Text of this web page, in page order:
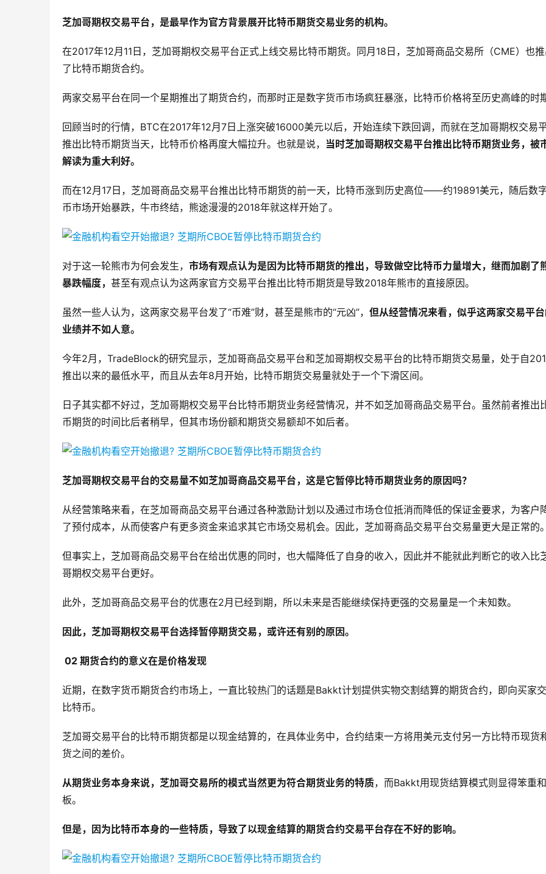
芝加哥期权交易平台，是最早作为官方背景展开比特币期货交易业务的机构。
在2017年12月11日，芝加哥期权交易平台正式上线交易比特币期货。同月18日，芝加哥商品交易所（CME）也
了比特币期货合约。
两家交易平台在同一个星期推出了期货合约，而那时正是数字货币市场疯狂暴涨，比特币价格将至历史高峰的时期
回顾当时的行情，BTC在2017年12月7日上涨突破16000美元以后，开始连续下跌回调，而就在芝加哥期权交易
推出比特币期货当天，比特币价格再度大幅拉升。也就是说， 当时芝加哥期权交易平台推出比特币期货业务，被
解读为重大利好。
而在12月17日，芝加哥商品交易平台推出比特币期货的前一天，比特币涨到历史高位——约19891美元，随后数
币市场开始暴跌，牛市终结，熊途漫漫的2018年就这样开始了。
对于这一轮熊市为何会发生， 市场有观点认为是因为比特币期货的推出，导致做空比特币力量增大，继而加剧了
暴跌幅度， 甚至有观点认为这两家官方交易平台推出比特币期货是导致2018年熊市的直接原因。
虽然一些人认为，这两家交易平台发了“币难”财，甚至是熊市的“元凶”， 但从经营情况来看，似乎这两家交易平
业绩并不如人意。
今年2月，TradeBlock的研究显示，芝加哥商品交易平台和芝加哥期权交易平台的比特币期货交易量，处于自
推出以来的最低水平，而且从去年8月开始，比特币期货交易量就处于一个下滑区间。
日子其实都不好过，芝加哥期权交易平台比特币期货业务经营情况，并不如芝加哥商品交易平台。虽然前者推出
币期货的时间比后者稍早，但其市场份额和期货交易额却不如后者。
芝加哥期权交易平台的交易量不如芝加哥商品交易平台，这是它暂停比特币期货业务的原因吗？
从经营策略来看，在芝加哥商品交易平台通过各种激励计划以及通过市场仓位抵消而降低的保证金要求，为客户
了预付成本，从而使客户有更多资金来追求其它市场交易机会。因此，芝加哥商品交易平台交易量更大是正常的。
但事实上，芝加哥商品交易平台在给出优惠的同时，也大幅降低了自身的收入，因此并不能就此判断它的收入比
哥期权交易平台更好。
此外，芝加哥商品交易平台的优惠在2月已经到期，所以未来是否能继续保持更强的交易量是一个未知数。
因此，芝加哥期权交易平台选择暂停期货交易，或许还有别的原因。
02 期货合约的意义在是价格发现
近期，在数字货币期货合约市场上，一直比较热门的话题是Bakkt计划提供实物交割结算的期货合约，即向买家
比特币。
芝加哥交易平台的比特币期货都是以现金结算的，在具体业务中，合约结束一方将用美元支付另一方比特币现货
货之间的差价。
从期货业务本身来说，芝加哥交易所的模式当然更为符合期货业务的特质，而Bakkt用现货结算模式则显得笨重
板。
但是，因为比特币本身的一些特质，导致了以现金结算的期货合约交易平台存在不好的影响。